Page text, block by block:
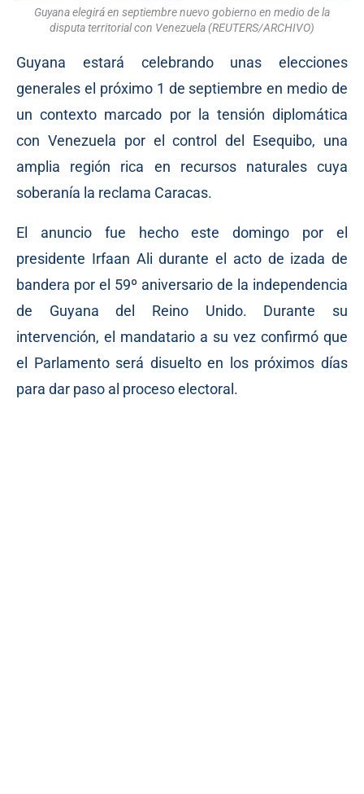
Guyana elegirá en septiembre nuevo gobierno en medio de la
disputa territorial con Venezuela (REUTERS/ARCHIVO)
Guyana estará celebrando unas elecciones
generales el próximo 1 de septiembre en medio de
un contexto marcado por la tensión diplomática
con Venezuela por el control del Esequibo, una
amplia región rica en recursos naturales cuya
soberanía la reclama Caracas.
El anuncio fue hecho este domingo por el
presidente Irfaan Ali durante el acto de izada de
bandera por el 59º aniversario de la independencia
de Guyana del Reino Unido. Durante su
intervención, el mandatario a su vez confirmó que
el Parlamento será disuelto en los próximos días
para dar paso al proceso electoral.